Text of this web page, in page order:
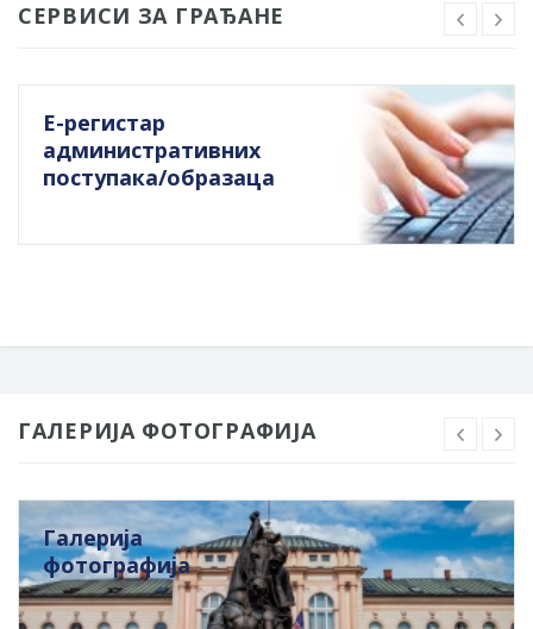
СЕРВИСИ ЗА ГРАЂАНЕ
Е-регистар
административних
поступака/образаца
ГАЛЕРИЈА ФОТОГРАФИЈА
Галерија
фотографија